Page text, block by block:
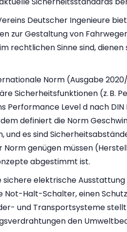
Deutscher Ingenieure
Gestaltung von
rechtlichen Sinne sind,
Norm (Ausgabe
Sicherheitsfunktionen (z. B.
Level d nach DIN
definiert die Norm
und es sind
genügen müssen
abgestimmt ist.
sichere elektrische
Halt-Schalter, einen
und Transportsysteme
den